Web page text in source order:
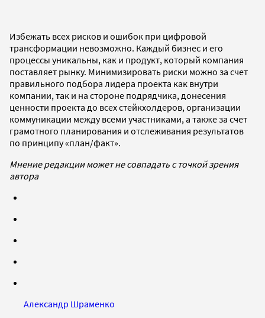
Избежать всех рисков и ошибок при цифровой
трансформации невозможно. Каждый бизнес и его
процессы уникальны, как и продукт, который компания
поставляет рынку. Минимизировать риски можно за счет
правильного подбора лидера проекта как внутри
компании, так и на стороне подрядчика, донесения
ценности проекта до всех стейкхолдеров, организации
коммуникации между всеми участниками, а также за счет
грамотного планирования и отслеживания результатов
по принципу «план/факт».
Мнение редакции может не совпадать с точкой зрения
автора
Александр Шраменко